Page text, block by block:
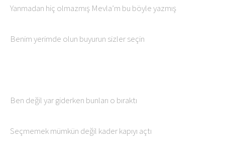
Yanmadan hiç olmazmış Mevla’m bu böyle yazmış
Benim yerimde olun buyurun sizler seçin
Ben değil yar giderken bunları o bıraktı
Seçmemek mümkün değil kader kapıyı açtı